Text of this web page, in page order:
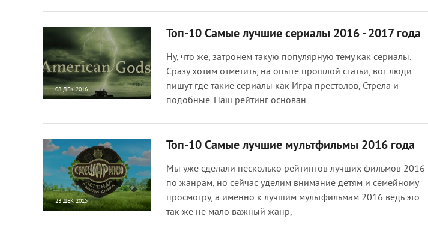
08 ДЕК 2016
Топ-10 Самые лучшие сериалы 2016 - 2017 года
Ну, что же, затронем такую популярную тему как сериалы.
Сразу хотим отметить, на опыте прошлой статьи, вот люди
пишут где такие сериалы как Игра престолов, Стрела и
подобные. Наш рейтинг основан
23 ДЕК 2015
Топ-10 Самые лучшие мультфильмы 2016 года
Мы уже сделали несколько рейтингов лучших фильмов 2016
по жанрам, но сейчас уделим внимание детям и семейному
просмотру, а именно к лучшим мультфильмам 2016 ведь это
так же не мало важный жанр,